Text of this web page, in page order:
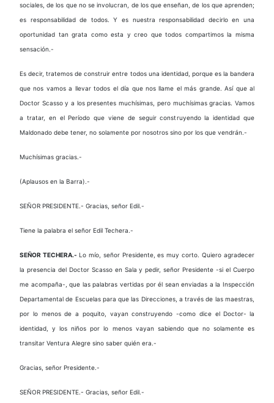
sociales, de los que no se involucran, de los que enseñan, de los que aprenden;
es responsabilidad de todos. Y es nuestra responsabilidad decirlo en una
oportunidad tan grata como esta y creo que todos compartimos la misma
sensación.-
Es decir, tratemos de construir entre todos una identidad, porque es la bandera
que nos vamos a llevar todos el día que nos llame el más grande. Así que al
Doctor Scasso y a los presentes muchísimas, pero muchísimas gracias. Vamos
a tratar, en el Período que viene de seguir construyendo la identidad que
Maldonado debe tener, no solamente por nosotros sino por los que vendrán.-
Muchísimas gracias.-
(Aplausos en la Barra).-
SEÑOR PRESIDENTE.- Gracias, señor Edil.-
Tiene la palabra el señor Edil Techera.-
SEÑOR TECHERA.- Lo mío, señor Presidente, es muy corto. Quiero agradecer
la presencia del Doctor Scasso en Sala y pedir, señor Presidente -si el Cuerpo
me acompaña-, que las palabras vertidas por él sean enviadas a la Inspección
Departamental de Escuelas para que las Direcciones, a través de las maestras,
por lo menos de a poquito, vayan construyendo -como dice el Doctor- la
identidad, y los niños por lo menos vayan sabiendo que no solamente es
transitar Ventura Alegre sino saber quién era.-
Gracias, señor Presidente.-
SEÑOR PRESIDENTE.- Gracias, señor Edil.-